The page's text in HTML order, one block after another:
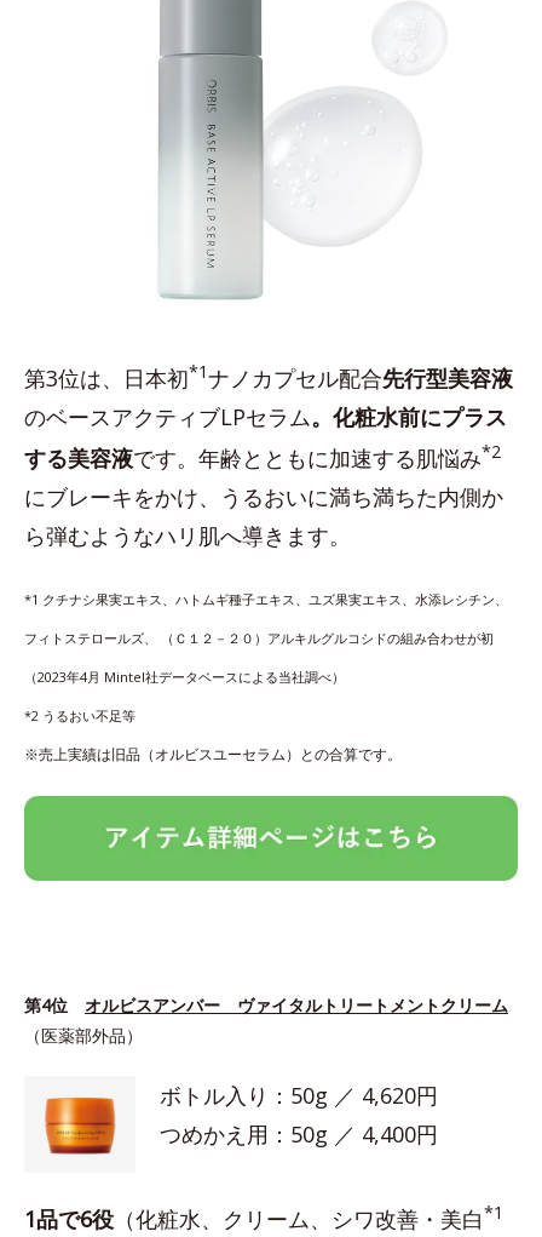
第3位は、日本初*1ナノカプセル配合先行型美容液
のベースアクティブLPセラム。化粧水前にプラス
する美容液です。年齢とともに加速する肌悩み*2
にブレーキをかけ、うるおいに満ち満ちた内側か
ら弾むようなハリ肌へ導きます。
*1 クチナシ果実エキス、ハトムギ種子エキス、ユズ果実エキス、水添レシチン、
フィトステロールズ、 （Ｃ１２－２０）アルキルグルコシドの組み合わせが初
（2023年4月 Mintel社データベースによる当社調べ）
*2 うるおい不足等
※売上実績は旧品（オルビスユーセラム）との合算です。
第4位
オルビスアンバー ヴァイタルトリートメントクリーム
（医薬部外品）
ボトル入り：50g ／ 4,620円
つめかえ用：50g ／ 4,400円
1品で6役 （化粧水、クリーム、シワ改善・美白*1